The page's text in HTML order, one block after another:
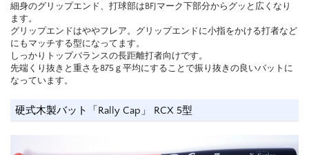
細身のグリップエンド、打球部はBFJマーク下部分からグッと広くなり
ます。
グリップエンドはややフレア。グリップエンドに小指をかける打者など
にもマッチする型になってます。
しっかりトップバランスの長距離打者向けです。
先端くり抜きと重さを875ｇ平均にすることで振り抜きの良いバットに
なっています。
硬式木製バット「Rally Cap」 RCX 5型